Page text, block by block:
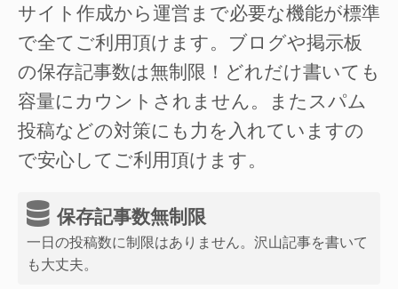
サイト作成から運営まで必要な機能が標準
で全てご利用頂けます。ブログや掲示板
の保存記事数は無制限！どれだけ書いても
容量にカウントされません。またスパム
投稿などの対策にも力を入れていますの
で安心してご利用頂けます。
保存記事数無制限
一日の投稿数に制限はありません。沢山記事を書いて
も大丈夫。